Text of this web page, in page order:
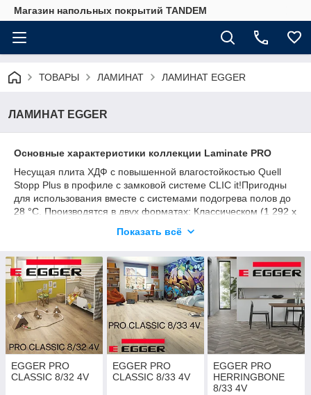
Магазин напольных покрытий TANDEM
ТОВАРЫ ЛАМИНАТ ЛАМИНАТ EGGER
ЛАМИНАТ EGGER
Основные характеристики коллекции Laminate PRO
Несущая плита ХДФ с повышенной влагостойкостью Quell
Stopp Plus в профиле с замковой системе CLIC it!Пригодны
для использования вместе с системами подогрева полов до
28 °C. Производятся в двух форматах: Классическом (1 292 x
интенсивности эксплуатации (32 и 33)
Класс 33: гарантия домашнего использования 25 лет,
устойчивость к истиранию – не менее 6000 циклов.
Оба класса гарантируют коммерческое использование в
течение 5 лет, стойкость к воздействию мебельных ножек и
выдерживают 25 000 циклов движения мебельных колёсиков.
Показать всё
EGGER PRO
CLASSIC 8/32 4V
EGGER PRO
CLASSIC 8/33 4V
EGGER PRO
HERRINGBONE
8/33 4V